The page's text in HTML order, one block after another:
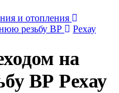
и отопления
резьбу ВР
Рехау
на
ВР Рехау